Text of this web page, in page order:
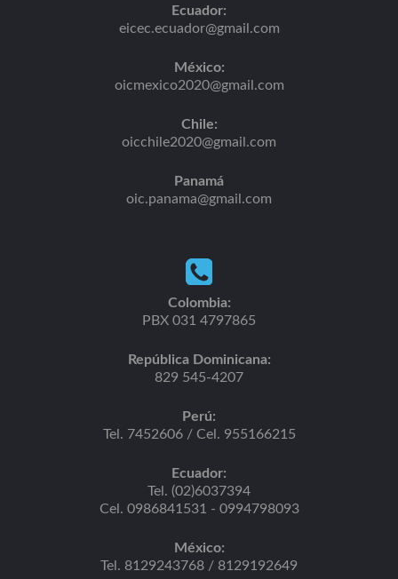
Ecuador:
eicec.ecuador@gmail.com
México:
oicmexico2020@gmail.com
Chile:
oicchile2020@gmail.com
Panamá
oic.panama@gmail.com
Colombia:
PBX 031 4797865
República Dominicana:
829 545-4207
Perú:
Tel. 7452606 / Cel. 955166215
Ecuador:
Tel. (02)6037394
Cel. 0986841531 - 0994798093
México:
Tel. 8129243768 / 8129192649